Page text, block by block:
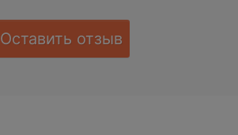
Оставить отзыв